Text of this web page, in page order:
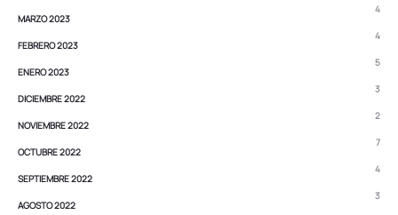
MARZO 2023
4
FEBRERO 2023
4
ENERO 2023
5
DICIEMBRE 2022
3
NOVIEMBRE 2022
2
OCTUBRE 2022
7
SEPTIEMBRE 2022
4
AGOSTO 2022
3